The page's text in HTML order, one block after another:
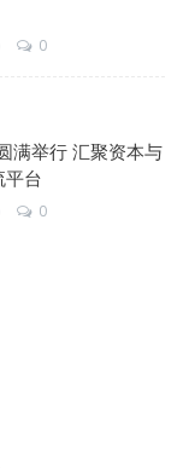
0
满举行 汇聚资本与
平台
0